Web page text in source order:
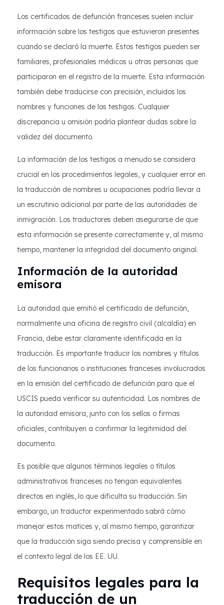
Los certificados de defunción franceses suelen incluir
información sobre los testigos que estuvieron presentes
cuando se declaró la muerte. Estos testigos pueden ser
familiares, profesionales médicos u otras personas que
participaron en el registro de la muerte. Esta información
también debe traducirse con precisión, incluidos los
nombres y funciones de los testigos. Cualquier
discrepancia u omisión podría plantear dudas sobre la
validez del documento.
La información de los testigos a menudo se considera
crucial en los procedimientos legales, y cualquier error en
la traducción de nombres u ocupaciones podría llevar a
un escrutinio adicional por parte de las autoridades de
inmigración. Los traductores deben asegurarse de que
esta información se presente correctamente y, al mismo
tiempo, mantener la integridad del documento original.
Información de la autoridad
emisora
La autoridad que emitió el certificado de defunción,
normalmente una oficina de registro civil (alcaldía) en
Francia, debe estar claramente identificada en la
traducción. Es importante traducir los nombres y títulos
de los funcionarios o instituciones franceses involucrados
en la emisión del certificado de defunción para que el
USCIS pueda verificar su autenticidad. Los nombres de
la autoridad emisora, junto con los sellos o firmas
oficiales, contribuyen a confirmar la legitimidad del
documento.
Es posible que algunos términos legales o títulos
administrativos franceses no tengan equivalentes
directos en inglés, lo que dificulta su traducción. Sin
embargo, un traductor experimentado sabrá cómo
manejar estos matices y, al mismo tiempo, garantizar
que la traducción siga siendo precisa y comprensible en
el contexto legal de los EE. UU.
Requisitos legales para la
traducción de un